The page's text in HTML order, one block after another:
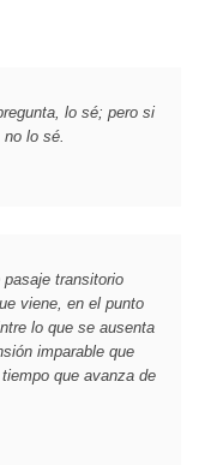
lo sé; pero si
lo sé.
transitorio
viene, en el punto
lo que se ausenta
imparable que
que avanza de